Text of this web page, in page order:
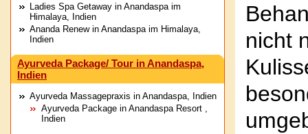
Ladies Spa Getaway in Anandaspa im
Himalaya, Indien
Ananda Renew in Anandaspa im Himalaya,
Indien
Ayurveda Package/ Tour in Anandaspa,
Indien
Ayurveda Massagepraxis in Anandaspa, Indien
Ayurveda Package in Anandaspa Resort ,
Indien
nicht